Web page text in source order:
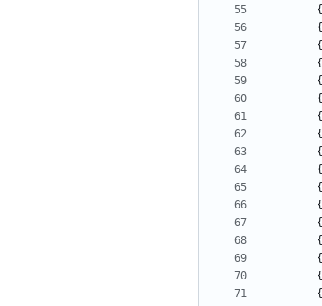
{
{
{
{
{
{
{
{
{
{
{
{
{
{
{
{
{